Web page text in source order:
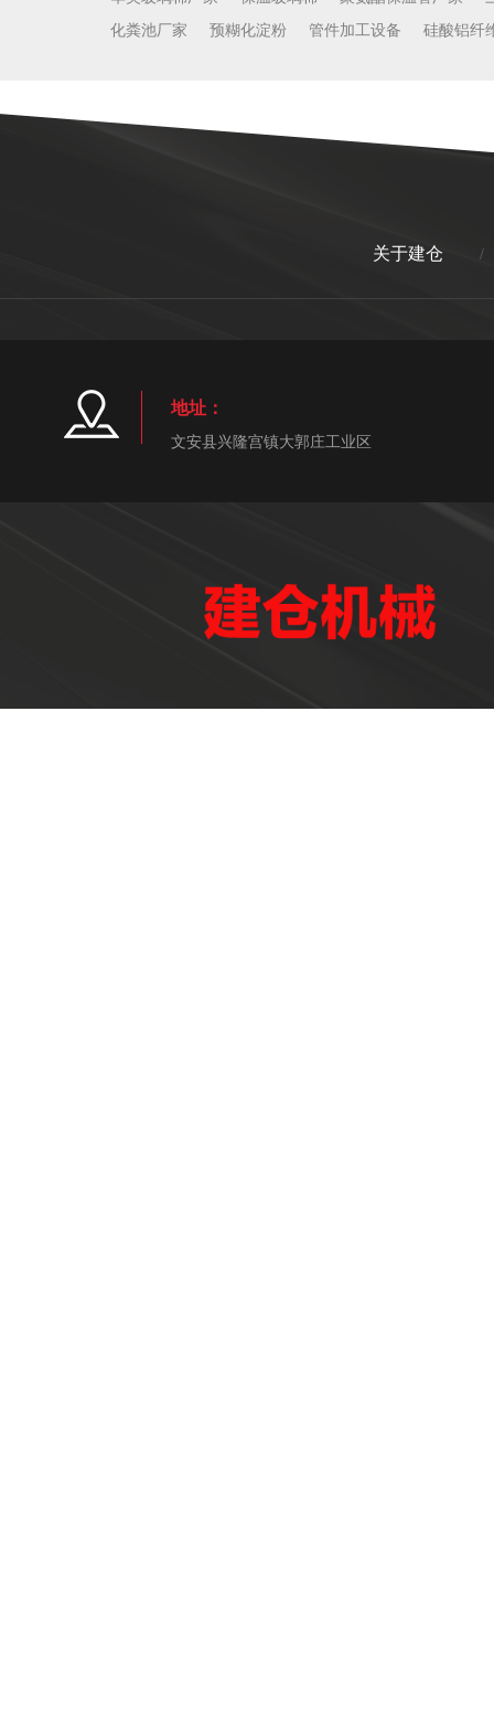
化粪池厂家
预糊化淀粉 管件加工设备 硅酸铝纤
关于建仓 /
地址：
文安县兴隆宫镇大郭庄工业区